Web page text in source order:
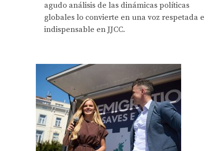
agudo análisis de las dinámicas políticas
globales lo convierte en una voz respetada e
indispensable en JJCC.